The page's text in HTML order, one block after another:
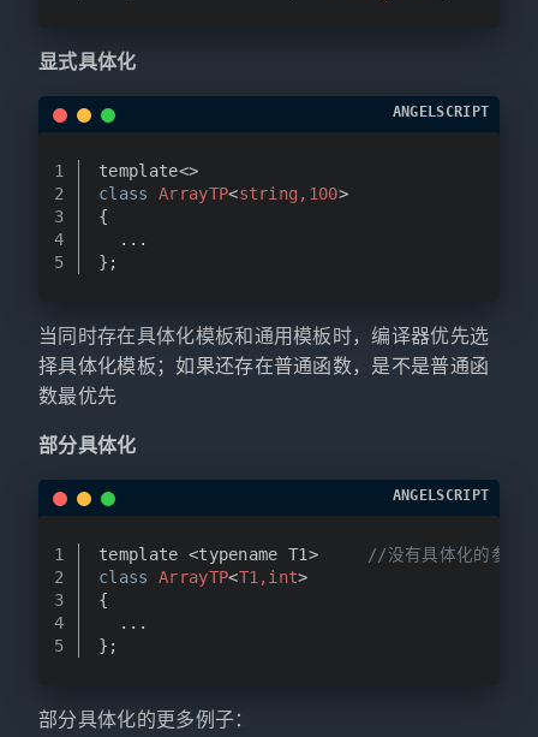
显式具体化
1
2
3
4
5
template<>
class
ArrayTP<string, 100>
{
  ...
};
ANGELSCRIPT
当同时存在具体化模板和通用模板时，编译器优先选
择具体化模板；如果还存在普通函数，是不是普通函
数最优先
部分具体化
1
2
3
4
5
//没有具体化的参数
class
ArrayTP<T1,int>
{
  ...
};
ANGELSCRIPT
部分具体化的更多例子：